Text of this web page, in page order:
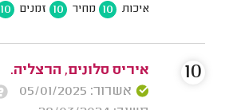
איכות 10 מחיר 10 זמנים 10
איריס סלונים, הרצליה.
אשרור: 05/01/2025
10